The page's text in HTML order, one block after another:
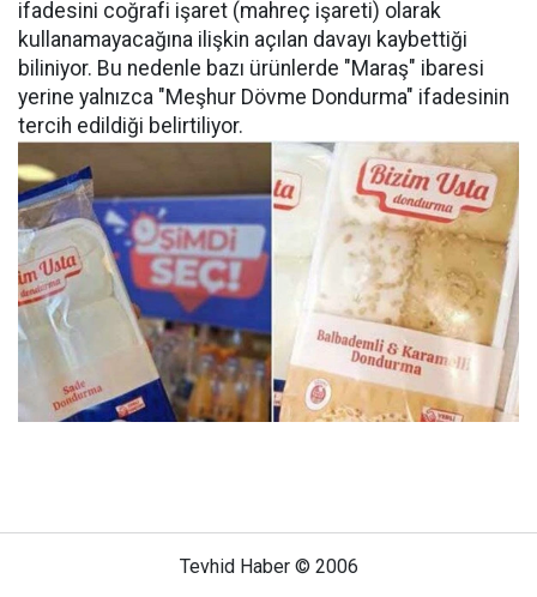
ifadesini coğrafi işaret (mahreç işareti) olarak
kullanamayacağına ilişkin açılan davayı kaybettiği
biliniyor. Bu nedenle bazı ürünlerde "Maraş" ibaresi
yerine yalnızca "Meşhur Dövme Dondurma" ifadesinin
tercih edildiği belirtiliyor.
Tevhid Haber © 2006